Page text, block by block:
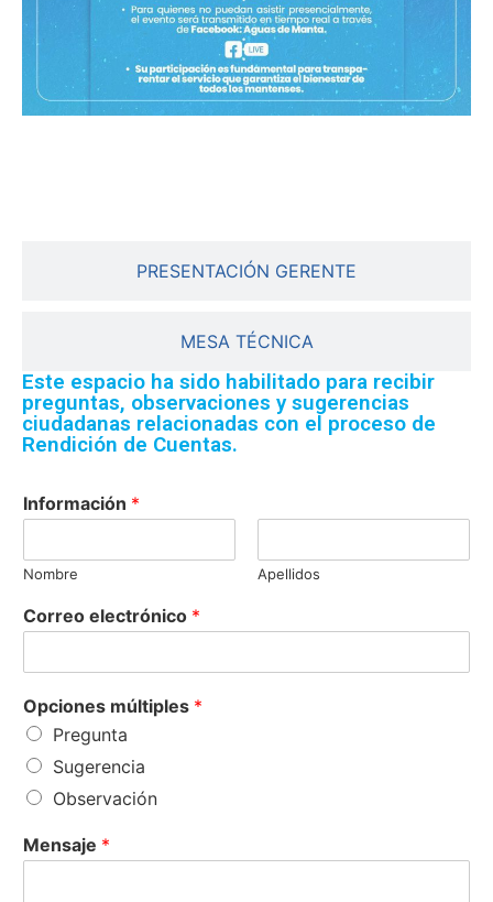
PRESENTACIÓN GERENTE
MESA TÉCNICA
Este espacio ha sido habilitado para recibir
preguntas, observaciones y sugerencias
ciudadanas relacionadas con el proceso de
Rendición de Cuentas.
*
m
l
t
p
e
m
ú
l
e
Información *
Nombre Apellidos
Correo electrónico *
Opciones múltiples *
Pregunta
Sugerencia
Observación
Mensaje *